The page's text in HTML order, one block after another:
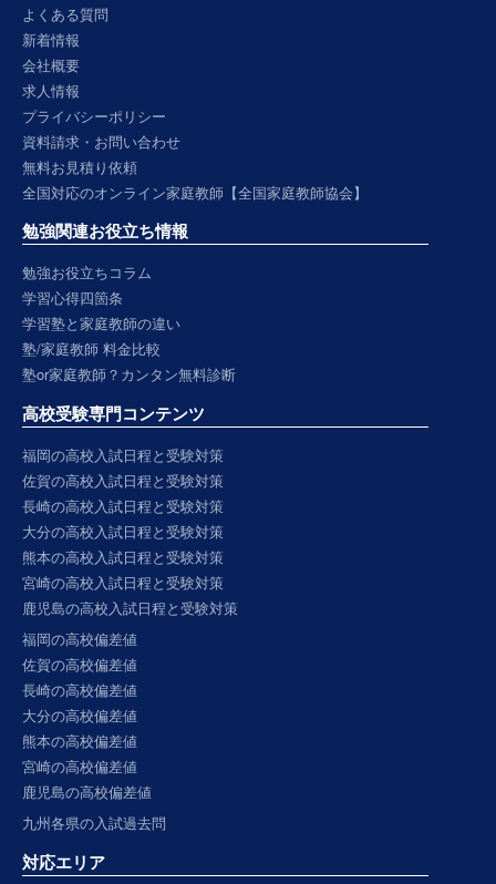
よくある質問
新着情報
会社概要
求人情報
プライバシーポリシー
資料請求・お問い合わせ
無料お見積り依頼
全国対応のオンライン家庭教師【全国家庭教師協会】
勉強関連お役立ち情報
勉強お役立ちコラム
学習心得四箇条
学習塾と家庭教師の違い
塾/家庭教師 料金比較
塾or家庭教師？カンタン無料診断
高校受験専門コンテンツ
福岡の高校入試日程と受験対策
佐賀の高校入試日程と受験対策
長崎の高校入試日程と受験対策
大分の高校入試日程と受験対策
熊本の高校入試日程と受験対策
宮崎の高校入試日程と受験対策
鹿児島の高校入試日程と受験対策
福岡の高校偏差値
佐賀の高校偏差値
長崎の高校偏差値
大分の高校偏差値
熊本の高校偏差値
宮崎の高校偏差値
鹿児島の高校偏差値
九州各県の入試過去問
対応エリア